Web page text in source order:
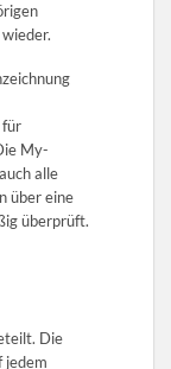
My-
alle
über eine
überprüft.
Die
jedem